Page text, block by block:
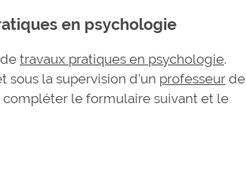
en psychologie
detravaux pratiques en psychologie.
la supervision d’un professeur de
compléter le formulaire suivant et le